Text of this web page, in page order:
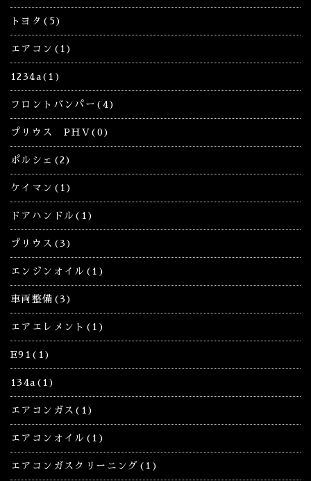
トヨタ(5)
エアコン(1)
1234a(1)
フロントバンパー(4)
プリウス PHV(0)
ポルシェ(2)
ケイマン(1)
ドアハンドル(1)
プリウス(3)
エンジンオイル(1)
車両整備(3)
エアエレメント(1)
E91(1)
134a(1)
エアコンガス(1)
エアコンオイル(1)
エアコンガスクリーニング(1)